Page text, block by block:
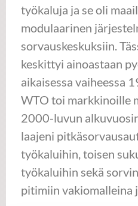
työkaluja ja se oli
modulaarinen
sorvauskeskuksiin.
keskittyi ainoastaan
aikaisessa vaiheessa
WTO toi markkinoille
2000-luvun
laajeni
työkaluihin, toisen
työkaluihin sekä
pitimiin vakiomalleina